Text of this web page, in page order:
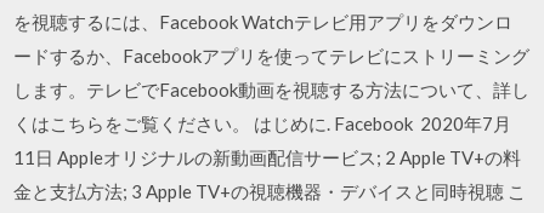
を視聴するには、Facebook Watchテレビ用アプリをダウンロ
ードするか、Facebookアプリを使ってテレビにストリーミング
します。テレビでFacebook動画を視聴する方法について、詳し
くはこちらをご覧ください。 はじめに. Facebook 2020年7月
11日 Appleオリジナルの新動画配信サービス; 2 Apple TV+の料
金と支払方法; 3 Apple TV+の視聴機器・デバイスと同時視聴 こ